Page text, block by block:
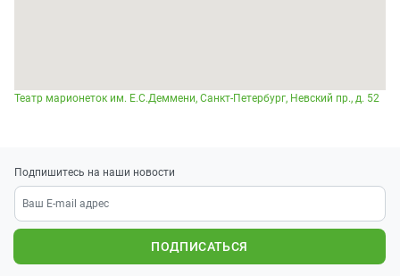
Театр марионеток им. Е.С.Деммени, Санкт-Петербург, Невский пр., д. 52
Подпишитесь на наши новости
ПОДПИСАТЬСЯ